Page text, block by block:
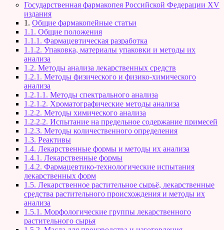
Государственная фармакопея Российской Федерации XV
издания
1. Общие фармакопейные статьи
1.1. Общие положения
1.1.1. Фармацевтическая разработка
1.1.2. Упаковка, материалы упаковки и методы их
анализа
1.2. Методы анализа лекарственных средств
1.2.1. Методы физического и физико-химического
анализа
1.2.1.1. Методы спектрального анализа
1.2.1.2. Хроматографические методы анализа
1.2.2. Методы химического анализа
1.2.2.2. Испытание на предельное содержание примесей
1.2.3. Методы количественного определения
1.3. Реактивы
1.4. Лекарственные формы и методы их анализа
1.4.1. Лекарственные формы
1.4.2. Фармацевтико-технологические испытания
лекарственных форм
1.5. Лекарственное растительное сырьё, лекарственные
средства растительного происхождения и методы их
анализа
1.5.1. Морфологические группы лекарственного
растительного сырья